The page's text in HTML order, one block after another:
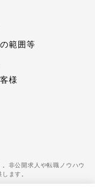
範囲等
様
非公開求人や転職ノウハウ
ます。